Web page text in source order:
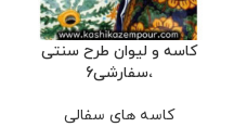
کاسه و لیوان طرح سنتی
،سفارشی6
کاسه های سفالی